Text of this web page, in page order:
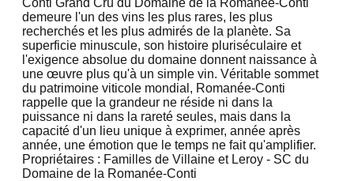
demeure l'un des vins les plus rares, les plus
recherchés et les plus admirés de la planète. Sa
superficie minuscule, son histoire pluriséculaire et
l'exigence absolue du domaine donnent naissance à
une œuvre plus qu'à un simple vin. Véritable sommet
du patrimoine viticole mondial, Romanée-Conti
rappelle que la grandeur ne réside ni dans la
puissance ni dans la rareté seules, mais dans la
capacité d'un lieu unique à exprimer, année après
année, une émotion que le temps ne fait qu'amplifier.
Propriétaires : Familles de Villaine et Leroy - SC du
Domaine de la Romanée-Conti